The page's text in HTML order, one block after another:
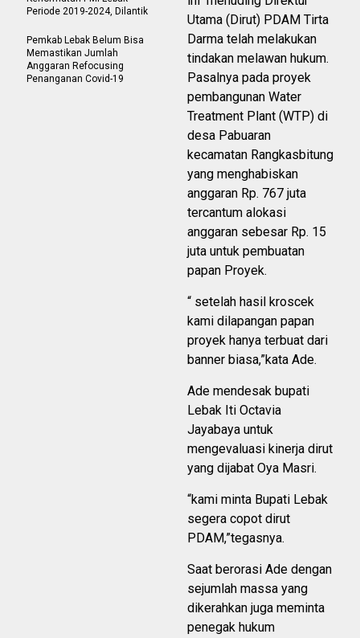
Utama (Dirut) PDAM Tirta
Darma telah melakukan
tindakan melawan hukum.
Pasalnya pada proyek
pembangunan Water
Treatment Plant (WTP) di
desa Pabuaran
kecamatan Rangkasbitung
yang menghabiskan
anggaran Rp. 767 juta
tercantum alokasi
anggaran sebesar Rp. 15
juta untuk pembuatan
papan Proyek.
“ setelah hasil kroscek
kami dilapangan papan
proyek hanya terbuat dari
banner biasa,”kata Ade.
Ade mendesak bupati
Lebak Iti Octavia
Jayabaya untuk
mengevaluasi kinerja dirut
yang dijabat Oya Masri.
“kami minta Bupati Lebak
segera copot dirut
PDAM,”tegasnya.
Saat berorasi Ade dengan
sejumlah massa yang
dikerahkan juga meminta
penegak hukum
Periode 2019-2024, Dilantik
Pemkab Lebak Belum Bisa
Memastikan Jumlah
Anggaran Refocusing
Penanganan Covid-19